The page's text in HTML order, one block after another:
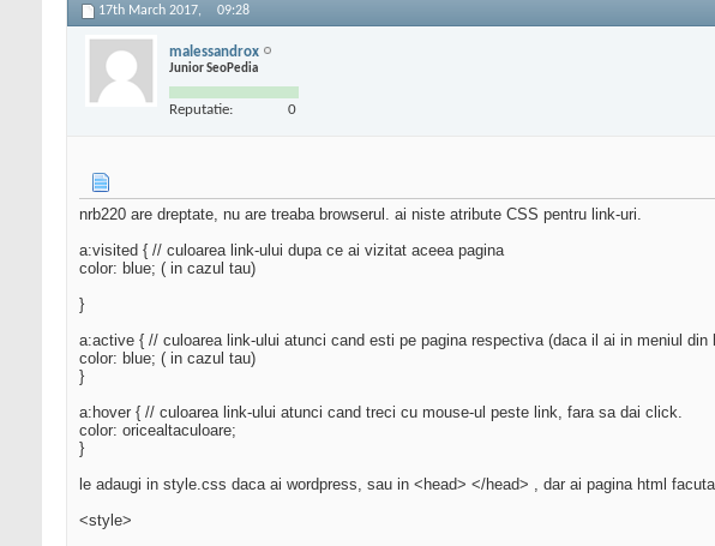
17th March 2017, 09:28
malessandrox
Junior SeoPedia
Reputatie: 0
nrb220 are dreptate, nu are treaba browserul. ai niste atribute CSS pentru link-uri.
a:visited { // culoarea link-ului dupa ce ai vizitat aceea pagina
color: blue; ( in cazul tau)
}
a:active { // culoarea link-ului atunci cand esti pe pagina respectiva (daca il ai in meniul din
color: blue; ( in cazul tau)
}
a:hover { // culoarea link-ului atunci cand treci cu mouse-ul peste link, fara sa dai click.
color: oricealtaculoare;
}
le adaugi in style.css daca ai wordpress, sau in <head> </head> , dar ai pagina html
<style>